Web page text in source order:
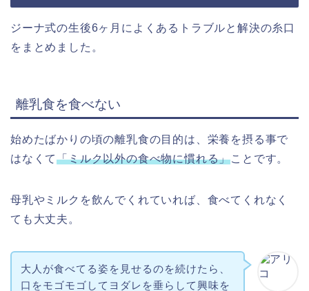
ジーナ式の生後6ヶ月によくあるトラブルと解決の糸口
をまとめました。
離乳食を食べない
始めたばかりの頃の離乳食の目的は、栄養を摂る事で
はなくて「ミルク以外の食べ物に慣れる」ことです。
母乳やミルクを飲んでくれていれば、食べてくれなく
ても大丈夫。
大人が食べてる姿を見せるのを続けたら、
口をモゴモゴしてヨダレを垂らして興味を